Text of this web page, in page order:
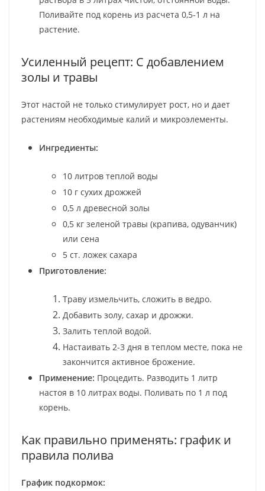
Поливайте под корень из расчета 0,5-1 л на
растение.
Усиленный рецепт: С добавлением
золы и травы
Этот настой не только стимулирует рост, но и дает
растениям необходимые калий и микроэлементы.
Ингредиенты:
10 литров теплой воды
10 г сухих дрожжей
0,5 л древесной золы
0,5 кг зеленой травы (крапива, одуванчик)
или сена
5 ст. ложек сахара
Приготовление:
Траву измельчить, сложить в ведро.
Добавить золу, сахар и дрожжи.
Залить теплой водой.
Настаивать 2-3 дня в теплом месте, пока не
закончится активное брожение.
Применение: Процедить. Разводить 1 литр
настоя в 10 литрах воды. Поливать по 1 л под
корень.
Как правильно применять: график и
правила полива
График подкормок: